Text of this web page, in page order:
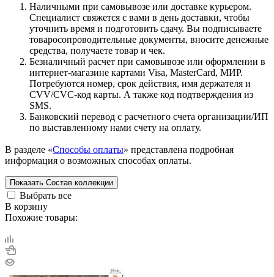
Наличными при самовывозе или доставке курьером.
Специалист свяжется с вами в день доставки, чтобы
уточнить время и подготовить сдачу. Вы подписываете
товаросопроводительные документы, вносите денежные
средства, получаете товар и чек.
Безналичный расчет при самовывозе или оформлении в
интернет-магазине картами Visa, MasterCard, МИР.
Потребуются номер, срок действия, имя держателя и
CVV/CVC-код карты. А также код подтверждения из
SMS.
Банковский перевод с расчетного счета организации/ИП
по выставленному нами счету на оплату.
В разделе «Способы оплаты» представлена подробная
информация о возможных способах оплаты.
Показать Состав коллекции
Выбрать все
В корзину
Похожие товары: